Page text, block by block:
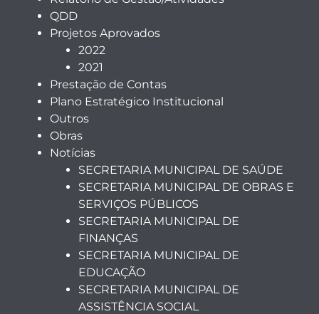
QDD
Projetos Aprovados
2022
2021
Prestação de Contas
Plano Estratégico Institucional
Outros
Obras
Notícias
SECRETARIA MUNICIPAL DE SAÚDE
SECRETARIA MUNICIPAL DE OBRAS E
SERVIÇOS PÚBLICOS
SECRETARIA MUNICIPAL DE
FINANÇAS
SECRETARIA MUNICIPAL DE
EDUCAÇÃO
SECRETARIA MUNICIPAL DE
ASSISTÊNCIA SOCIAL